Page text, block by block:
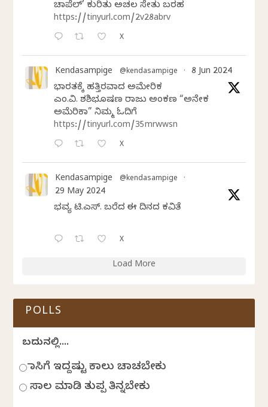
ಚಾಪೆಲ್’ ಕುರಿತು ಅಚಲ ಸೇತು ಬರಹ
https://tinyurl.com/2v28abrv
X
Kendasampige @kendasampige · 8 Jun 2024
ಭಾರತಕ್ಕೆ ಹತ್ತಿರವಾದ ಅಮೇರಿಕ
ಎಂ.ವಿ. ಶಶಿಭೂಷಣ ರಾಜು ಅಂಕಣ “ಅನೇಕ
ಅಮೆರಿಕಾ” ನಿಮ್ಮ ಓದಿಗೆ
https://tinyurl.com/35mrwwsn
X
Kendasampige @kendasampige ·
29 May 2024
ಭವ್ಯ ಟಿ.ಎಸ್. ಬರೆದ ಈ ದಿನದ ಕವಿತೆ
X
Load More
POLLS
ಬದುಕಿನಲ್ಲಿ....
ಹಾಸಿಗೆ ಇದ್ದಷ್ಟು ಕಾಲು ಚಾಚಬೇಕು
ಸಾಲ ಮಾಡಿ ತುಪ್ಪ ತಿನ್ನಬೇಕು